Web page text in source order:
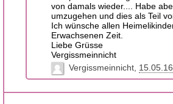
von damals wieder.... Habe
umzugehen und dies als Teil
Ich wünsche allen
Erwachsenen Zeit.
Liebe Grüsse
Vergissmeinnicht
Vergissmeinnicht 15.05.16